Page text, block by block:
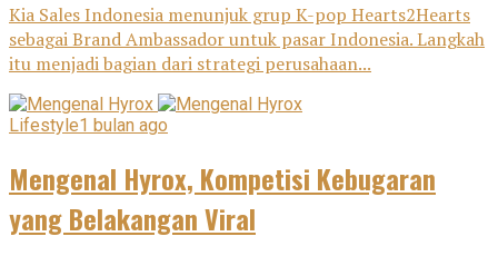
Kia Sales Indonesia menunjuk grup K-pop Hearts2Hearts
sebagai Brand Ambassador untuk pasar Indonesia. Langkah
itu menjadi bagian dari strategi perusahaan...
Lifestyle1 bulan ago
Mengenal Hyrox, Kompetisi Kebugaran
yang Belakangan Viral